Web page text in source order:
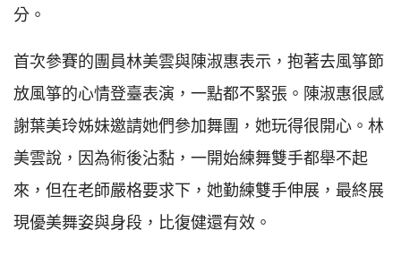
分。
首次參賽的團員林美雲與陳淑惠表示，抱著去風箏節
放風箏的心情登臺表演，一點都不緊張。陳淑惠很感
謝葉美玲姊妹邀請她們參加舞團，她玩得很開心。林
美雲說，因為術後沾黏，一開始練舞雙手都舉不起
來，但在老師嚴格要求下，她勤練雙手伸展，最終展
現優美舞姿與身段，比復健還有效。